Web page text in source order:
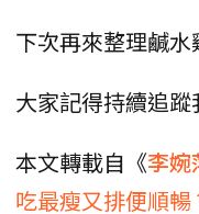
下次再來整理鹹
大家記得持續追蹤
本文轉載自《李婉
吃最瘦又排便順暢